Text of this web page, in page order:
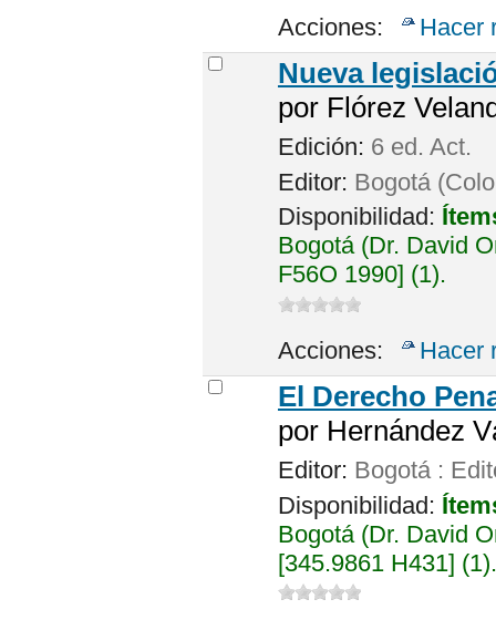
Acciones: Hacer
Nueva
por Flórez
Edición: 6 ed. Act.
Editor: Bogotá
Disponibilidad:
Bogotá (Dr. David
F56O 1990] (1).
Acciones: Hacer
El Derecho
por Hernández
Editor: Bogotá :
Disponibilidad:
Bogotá (Dr. David
[345.9861 H431] (1).